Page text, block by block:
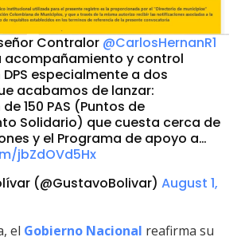
Contralor @CarlosHernanR1
acompañamiento y control
especialmente a dos
acabamos de lanzar:
150 PAS (Puntos de
Solidario) que cuesta cerca de
y el Programa de apoyo a…
jbZdOVd5Hx
(@GustavoBolivar) August 1,
el Gobierno Nacional reafirma su